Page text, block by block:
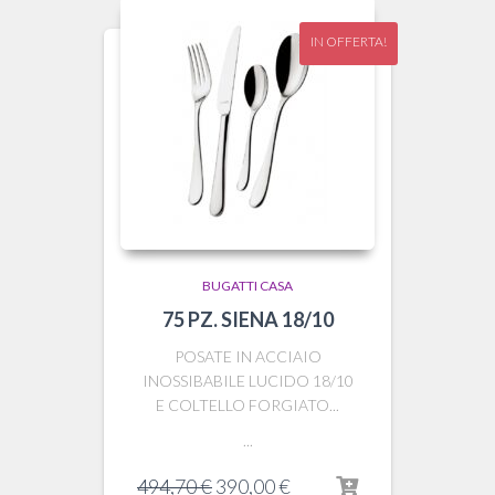
IN OFFERTA!
BUGATTI CASA
75 PZ. SIENA 18/10
POSATE IN ACCIAIO
INOSSIBABILE LUCIDO 18/10
E COLTELLO FORGIATO...
494,70€Il
390,00€Il